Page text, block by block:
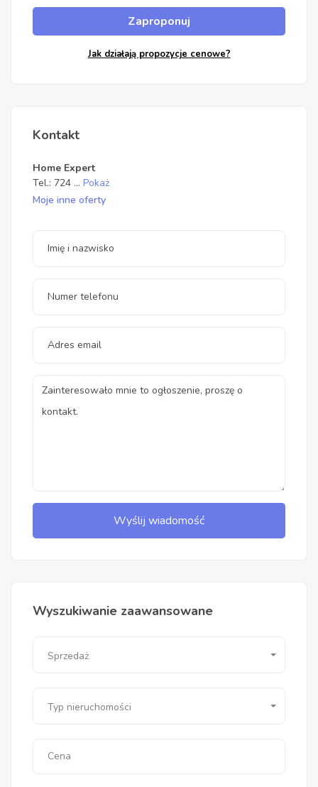
Zaproponuj
Jak działają propozycje cenowe?
Kontakt
Home Expert
Tel.: 724 ... Pokaż
Moje inne oferty
Wyślij wiadomość
Wyszukiwanie zaawansowane
Sprzedaż
Typ nieruchomości
Cena